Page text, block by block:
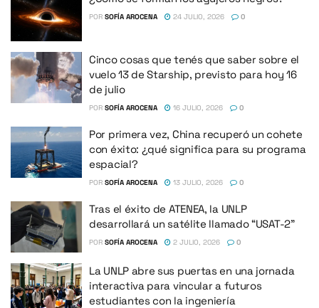
POR SOFÍA AROCENA 24 JULIO, 2026 0
Cinco cosas que tenés que saber sobre el
vuelo 13 de Starship, previsto para hoy 16
de julio
POR SOFÍA AROCENA 16 JULIO, 2026 0
Por primera vez, China recuperó un cohete
con éxito: ¿qué significa para su programa
espacial?
POR SOFÍA AROCENA 13 JULIO, 2026 0
Tras el éxito de ATENEA, la UNLP
desarrollará un satélite llamado “USAT-2”
POR SOFÍA AROCENA 2 JULIO, 2026 0
La UNLP abre sus puertas en una jornada
interactiva para vincular a futuros
estudiantes con la ingeniería